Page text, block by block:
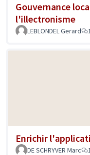
Gouvernance
l'illectronisme
LEBLONDEL Gerard
Enrichir
DE SCHRYVER Marc